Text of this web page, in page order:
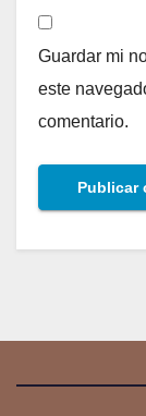
Guardar mi
este
comentario.